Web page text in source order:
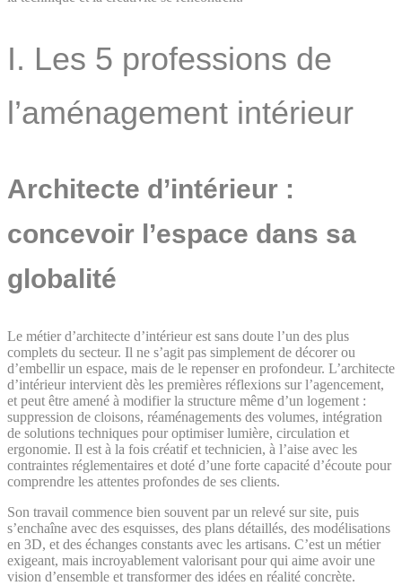
I. Les 5 professions de
l’aménagement intérieur
Architecte d’intérieur :
concevoir l’espace dans sa
globalité
Le métier d’architecte d’intérieur est sans doute l’un des plus
complets du secteur. Il ne s’agit pas simplement de décorer ou
d’embellir un espace, mais de le repenser en profondeur. L’architecte
d’intérieur intervient dès les premières réflexions sur l’agencement,
et peut être amené à modifier la structure même d’un logement :
suppression de cloisons, réaménagements des volumes, intégration
de solutions techniques pour optimiser lumière, circulation et
ergonomie. Il est à la fois créatif et technicien, à l’aise avec les
contraintes réglementaires et doté d’une forte capacité d’écoute pour
comprendre les attentes profondes de ses clients.
Son travail commence bien souvent par un relevé sur site, puis
s’enchaîne avec des esquisses, des plans détaillés, des modélisations
en 3D, et des échanges constants avec les artisans. C’est un métier
exigeant, mais incroyablement valorisant pour qui aime avoir une
vision d’ensemble et transformer des idées en réalité concrète.